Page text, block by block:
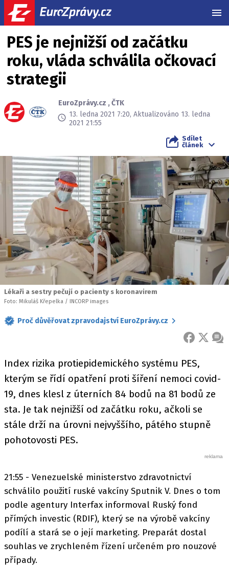
PES je nejnižší od začátku
roku, vláda schválila očkovací
strategii
EuroZprávy.cz ,ČTK
13. ledna 2021 7:20, Aktualizováno 13. ledna
2021 21:55
Sdílet
článek
Lékaři a sestry pečují o pacienty s koronavirem
Foto: Mikuláš Křepelka / INCORP images
Proč důvěřovat zpravodajství EuroZprávy.cz
FACEBOOK
X
Index rizika protiepidemického systému PES,
kterým se řídí opatření proti šíření nemoci covid-
19, dnes klesl z úterních 84 bodů na 81 bodů ze
sta. Je tak nejnižší od začátku roku, ačkoli se
stále drží na úrovni nejvyššího, pátého stupně
pohotovosti PES.
21:55 - Venezuelské ministerstvo zdravotnictví
schválilo použití ruské vakcíny Sputnik V. Dnes o tom
podle agentury Interfax informoval Ruský fond
přímých investic (RDIF), který se na výrobě vakcíny
podílí a stará se o její marketing. Preparát dostal
souhlas ve zrychleném řízení určeném pro nouzové
případy.